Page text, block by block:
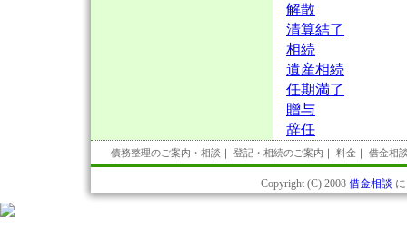
解散
清算結了
相続
遺産相続
任期満了
贈与
辞任
債務整理のご案内・相談 ｜ 登記・相続のご案内 ｜ 料金 ｜ 借金相
Copyright (C) 2008 借金相談